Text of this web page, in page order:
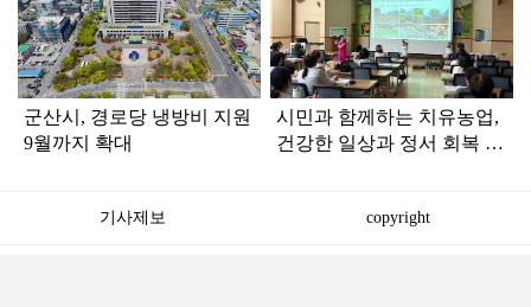
인
군산시, 경로당 냉방비 지원
9월까지 확대
시민과 함께하는 치유농업,
건강한 일상과 정서 회복 돕
기사제보 copyright